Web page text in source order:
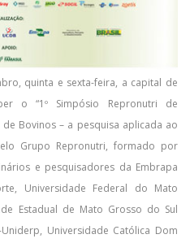
quinta e sexta-feira, a capital de
o “1º Simpósio Repronutri de
Bovinos – a pesquisa aplicada ao
Grupo Repronutri, formado por
e pesquisadores da Embrapa
Universidade Federal do Mato
Estadual de Mato Grosso do Sul
Uniderp, Universidade Católica Dom